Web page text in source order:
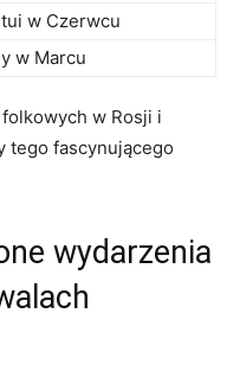
w Czerwcu
w Marcu
⁢w ‌Rosji i
tego ⁢fascynującego
wydarzenia